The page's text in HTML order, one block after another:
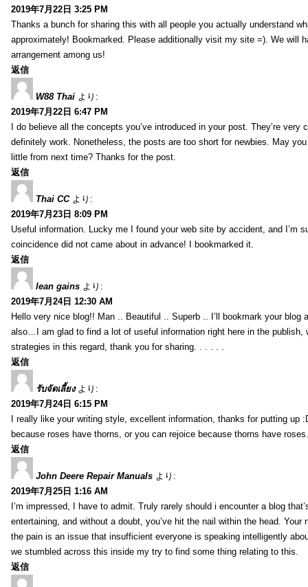
2019年7月22日 3:25 PM
Thanks a bunch for sharing this with all people you actually understand
approximately! Bookmarked. Please additionally visit my site =). We will
arrangement among us!
返信
W88 Thai より:
2019年7月22日 6:47 PM
I do believe all the concepts you’ve introduced in your post. They’re very
definitely work. Nonetheless, the posts are too short for newbies. May
little from next time? Thanks for the post.
返信
Thai CC より:
2019年7月23日 8:09 PM
Useful information. Lucky me I found your web site by accident, and I’m
coincidence did not came about in advance! I bookmarked it.
返信
lean gains より:
2019年7月24日 12:30 AM
Hello very nice blog!! Man .. Beautiful .. Superb .. I’ll bookmark your blog
also…I am glad to find a lot of useful information right here in the publish,
strategies in this regard, thank you for sharing. . . . . .
返信
รับจัดเลี้ยง より:
2019年7月24日 6:15 PM
I really like your writing style, excellent information, thanks for putting up
because roses have thorns, or you can rejoice because thorns have
返信
John Deere Repair Manuals より:
2019年7月25日 1:16 AM
I’m impressed, I have to admit. Truly rarely should i encounter a blog
entertaining, and without a doubt, you’ve hit the nail within the head. Your
the pain is an issue that insufficient everyone is speaking intelligently
we stumbled across this inside my try to find some thing relating to this.
返信